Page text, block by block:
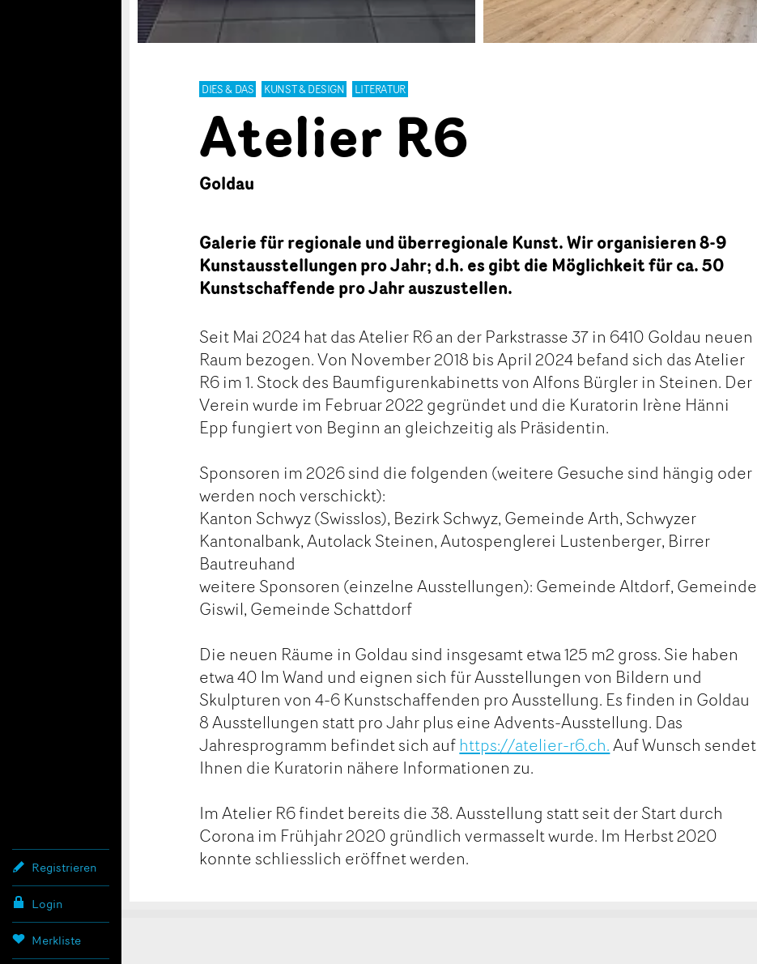
Registrieren
Login
Merkliste
DIES & DAS KUNST & DESIGN LITERATUR
Atelier R6
Goldau
Galerie für regionale und überregionale Kunst. Wir organisieren 8-9
Kunstausstellungen pro Jahr; d.h. es gibt die Möglichkeit für ca. 50
Kunstschaffende pro Jahr auszustellen.
Seit Mai 2024 hat das Atelier R6 an der Parkstrasse 37 in 6410 Goldau neuen
Raum bezogen. Von November 2018 bis April 2024 befand sich das Atelier
R6 im 1. Stock des Baumfigurenkabinetts von Alfons Bürgler in Steinen. Der
Verein wurde im Februar 2022 gegründet und die Kuratorin Irène Hänni
Epp fungiert von Beginn an gleichzeitig als Präsidentin.
Sponsoren im 2026 sind die folgenden (weitere Gesuche sind hängig oder
werden noch verschickt):
Kanton Schwyz (Swisslos), Bezirk Schwyz, Gemeinde Arth, Schwyzer
Kantonalbank, Autolack Steinen, Autospenglerei Lustenberger, Birrer
Bautreuhand
weitere Sponsoren (einzelne Ausstellungen): Gemeinde Altdorf, Gemeinde
Giswil, Gemeinde Schattdorf
Die neuen Räume in Goldau sind insgesamt etwa 125 m2 gross. Sie haben
etwa 40 lm Wand und eignen sich für Ausstellungen von Bildern und
Skulpturen von 4-6 Kunstschaffenden pro Ausstellung. Es finden in Goldau
8 Ausstellungen statt pro Jahr plus eine Advents-Ausstellung. Das
Jahresprogramm befindet sich auf https://atelier-r6.ch.Auf Wunsch sendet
Ihnen die Kuratorin nähere Informationen zu.
Im Atelier R6 findet bereits die 38. Ausstellung statt seit der Start durch
Corona im Frühjahr 2020 gründlich vermasselt wurde. Im Herbst 2020
konnte schliesslich eröffnet werden.